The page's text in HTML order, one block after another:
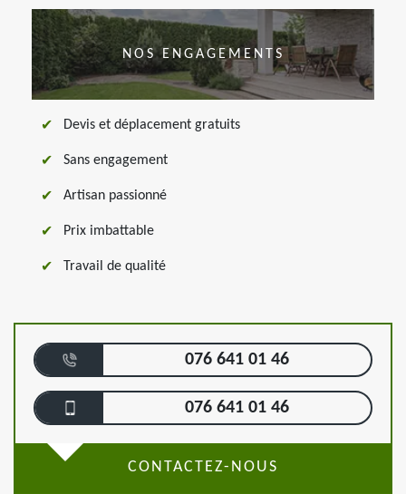
NOS ENGAGEMENTS
Devis et déplacement gratuits
Sans engagement
Artisan passionné
Prix imbattable
Travail de qualité
076 641 01 46
076 641 01 46
CONTACTEZ-NOUS